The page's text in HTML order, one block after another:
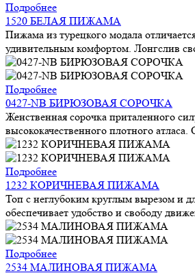
Подробнее
1520 БЕЛАЯ ПИЖАМА
Пижама из турецкого модала
удивительным комфортом. Лонгслив
Подробнее
0427-NB БИРЮЗОВАЯ СОРОЧКА
Женственная сорочка приталенного
высококачественного плотного атласа.
Подробнее
1232 КОРИЧНЕВАЯ ПИЖАМА
Топ с неглубоким круглым вырезом и
обеспечивает удобство и свободу
Подробнее
2534 МАЛИНОВАЯ ПИЖАМА